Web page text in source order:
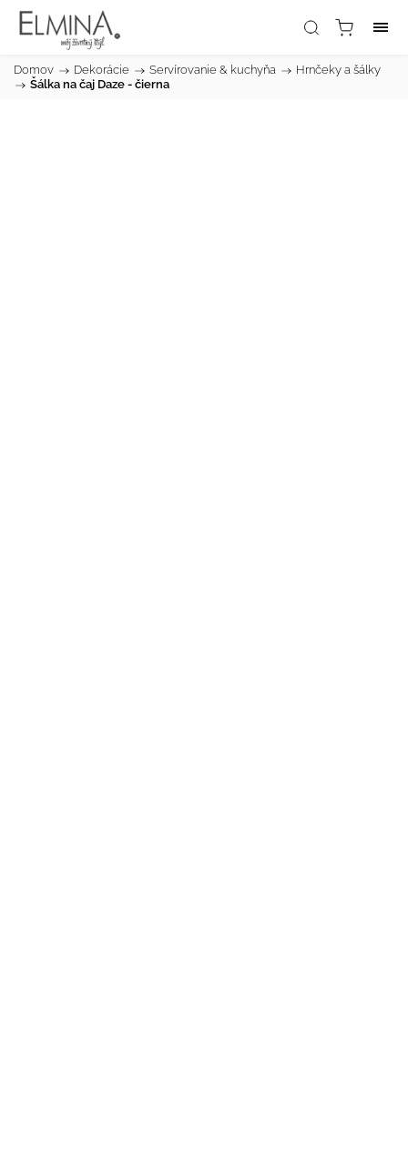
Domov / Dekorácie / Servírovanie & kuchyňa /
Hrnčeky a šálky
/
Šálka na čaj Daze - čierna